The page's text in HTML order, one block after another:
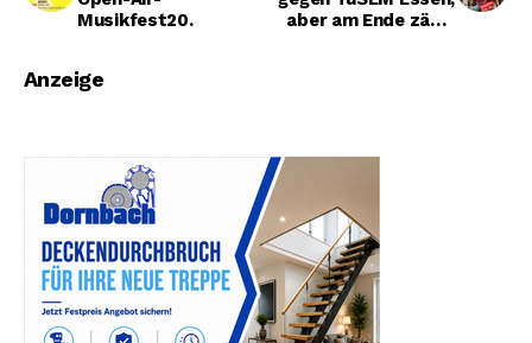
Musikfest20.
aber am Ende zählt
Anzeige